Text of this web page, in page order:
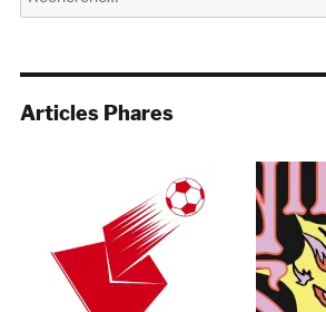
pour :
Articles Phares